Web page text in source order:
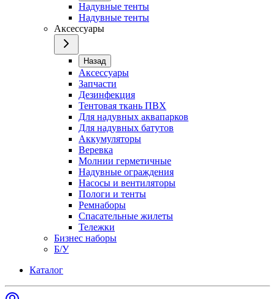
Надувные тенты
Надувные тенты
Аксессуары
Назад
Аксессуары
Запчасти
Дезинфекция
Тентовая ткань ПВХ
Для надувных аквапарков
Для надувных батутов
Аккумуляторы
Веревка
Молнии герметичные
Надувные ограждения
Насосы и вентиляторы
Пологи и тенты
Ремнаборы
Спасательные жилеты
Тележки
Бизнес наборы
Б/У
Каталог